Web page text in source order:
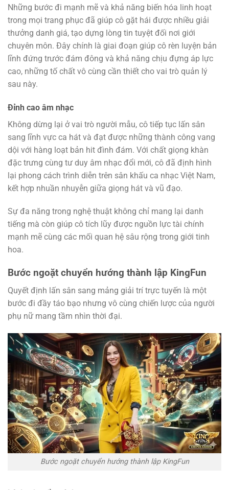
Những bước đi mạnh mẽ và khả năng biến hóa linh hoạt
trong mọi trang phục đã giúp cô gặt hái được nhiều giải
thưởng danh giá, tạo dựng lòng tin tuyệt đối nơi giới
chuyên môn. Đây chính là giai đoạn giúp cô rèn luyện bản
lĩnh đứng trước đám đông và khả năng chịu đựng áp lực
cao, những tố chất vô cùng cần thiết cho vai trò quản lý
sau này.
Đỉnh cao âm nhạc
Không dừng lại ở vai trò người mẫu, cô tiếp tục lấn sân
sang lĩnh vực ca hát và đạt được những thành công vang
dội với hàng loạt bản hit đình đám. Với chất giọng khàn
đặc trưng cùng tư duy âm nhạc đổi mới, cô đã định hình
lại phong cách trình diễn trên sân khấu ca nhạc Việt Nam,
kết hợp nhuần nhuyễn giữa giọng hát và vũ đạo.
Sự đa năng trong nghệ thuật không chỉ mang lại danh
tiếng mà còn giúp cô tích lũy được nguồn lực tài chính
mạnh mẽ cùng các mối quan hệ sâu rộng trong giới tinh
hoa.
Bước ngoặt chuyển hướng thành lập KingFun
Quyết định lấn sân sang mảng giải trí trực tuyến là một
bước đi đầy táo bạo nhưng vô cùng chiến lược của người
phụ nữ mang tầm nhìn thời đại.
Bước ngoặt chuyển hướng thành lập KingFun